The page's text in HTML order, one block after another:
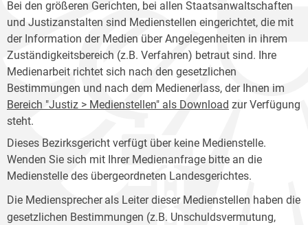
Bei den größeren Gerichten, bei allen Staatsanwaltschaften
und Justizanstalten sind Medienstellen eingerichtet, die mit
der Information der Medien über Angelegenheiten in ihrem
Zuständigkeitsbereich (z.B. Verfahren) betraut sind. Ihre
Medienarbeit richtet sich nach den gesetzlichen
Bestimmungen und nach dem Medienerlass, der Ihnen im
Bereich "Justiz > Medienstellen" als Download zur Verfügung
steht.
Dieses Bezirksgericht verfügt über keine Medienstelle.
Wenden Sie sich mit Ihrer Medienanfrage bitte an die
Medienstelle des übergeordneten Landesgerichtes.
Die Mediensprecherals Leiter dieser Medienstellen haben die
gesetzlichen Bestimmungen (z.B. Unschuldsvermutung,